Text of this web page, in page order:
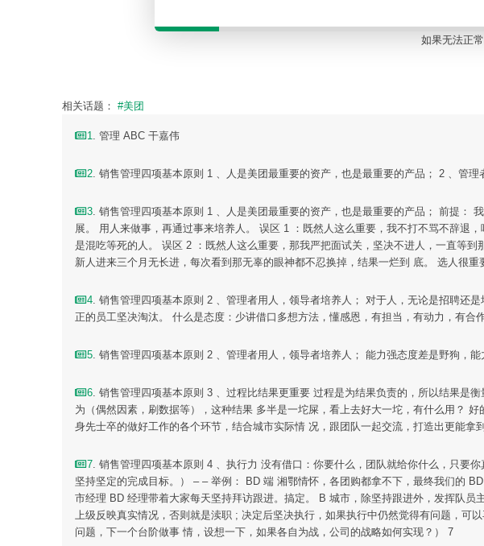
如果无法正
相关话题： #美团
1 . 管理 ABC 干嘉伟
2 . 销售管理四项基本原则 1 、人是美团最重要的资产，也是最重要的产品； 2 、管
3 . 销售管理四项基本原则 1 、人是美团最重要的资产，也是最重要的产品； 前提
展。 用人来做事，再通过事来培养人。 误区 1 ：既然人这么重要，我不打不骂不辞退
是混吃等死的人。 误区 2 ：既然人这么重要，那我严把面试关，坚决不进人，一直等
新人进来三个月无长进，每次看到那无辜的眼神都不忍换掉，结果一烂到 底。 选人很
4 . 销售管理四项基本原则 2 、管理者用人，领导者培养人； 对于人，无论是招聘
正的员工坚决淘汰。 什么是态度：少讲借口多想方法，懂感恩，有担当，有动力，有
5 . 销售管理四项基本原则 2 、管理者用人，领导者培养人； 能力强态度差是野狗，
6 . 销售管理四项基本原则 3 、过程比结果更重要 过程是为结果负责的，所以结果
为（偶然因素，刷数据等），这种结果 多半是一坨屎，看上去好大一坨，有什么用？
身先士卒的做好工作的各个环节，结合城市实际情 况，跟团队一起交流，打造出更能拿
7 . 销售管理四项基本原则 4 、执行力 没有借口：你要什么，团队就给你什么，只
坚持坚定的完成目标。） – – 举例： BD 端 湘鄂情怀，各团购都拿不下，最终我们的
市经理 BD 经理带着大家每天坚持拜访跟进。搞定。 B 城市，除坚持跟进外，发挥队
上级反映真实情况，否则就是渎职 ; 决定后坚决执行，如果执行中仍然觉得有问题，
问题，下一个台阶做事 情，设想一下，如果各自为战，公司的战略如何实现？） 7